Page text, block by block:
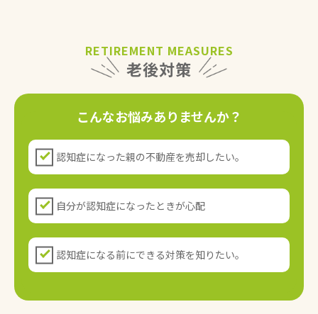
RETIREMENT MEASURES
老後対策
こんなお悩みありませんか？
認知症になった親の不動産を売却したい。
自分が認知症になったときが心配
認知症になる前にできる対策を知りたい。